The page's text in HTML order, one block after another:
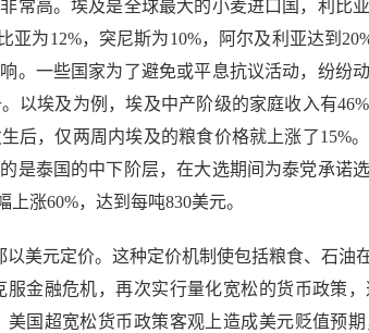
常高。埃及是全球最大的小麦进口国，利比
为12%，突尼斯为10%，阿尔及利亚达到
。一些国家为了避免或平息抗议活动，纷纷
埃及为例，埃及中产阶级的家庭收入有
后，仅两周内埃及的粮食价格就上涨了15%
是泰国的中下阶层，在大选期间为泰党承诺
涨60%，达到每吨830美元。
美元定价。这种定价机制使包括粮食、石油
金融危机，再次实行量化宽松的货币政策
国超宽松货币政策客观上造成美元贬值预